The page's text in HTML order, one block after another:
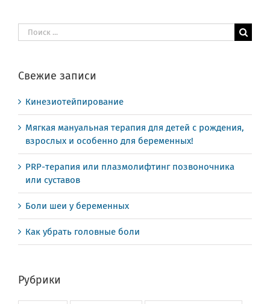
Результат
поиска:
Свежие записи
Кинезиотейпирование
Мягкая мануальная терапия для детей с рождения,
взрослых и особенно для беременных!
PRP-терапия или плазмолифтинг позвоночника
или суставов
Боли шеи у беременных
Как убрать головные боли
Рубрики